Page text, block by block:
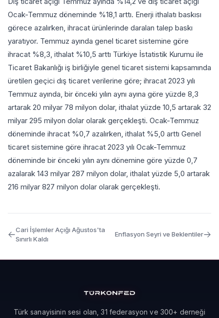
Ocak-Temmuz döneminde %18,1 arttı. Enerji ithalatı baskısı
görece azalırken, ihracat ürünlerinde daralan talep baskı
yaratıyor. Temmuz ayında genel ticaret sistemine göre
ihracat %8,3, ithalat %10,5 arttı Türkiye İstatistik Kurumu ile
Ticaret Bakanlığı iş birliğiyle genel ticaret sistemi kapsamında
üretilen geçici dış ticaret verilerine göre; ihracat 2023 yılı
Temmuz ayında, bir önceki yılın aynı ayına göre yüzde 8,3
artarak 20 milyar 78 milyon dolar, ithalat yüzde 10,5 artarak 32
milyar 295 milyon dolar olarak gerçekleşti. Ocak-Temmuz
döneminde ihracat %0,7 azalırken, ithalat %5,0 arttı Genel
ticaret sistemine göre ihracat 2023 yılı Ocak-Temmuz
döneminde bir önceki yılın aynı dönemine göre yüzde 0,7
azalarak 143 milyar 287 milyon dolar, ithalat yüzde 5,0 artarak
216 milyar 827 milyon dolar olarak gerçekleşti.
Cari İşlemler Açığı Ağustos'ta
Sınırlı Kaldı
Enflasyon Seyri ve Beklentiler
Türk sanayisinin sesi olan, 31 federasyon ve 300+ derneği